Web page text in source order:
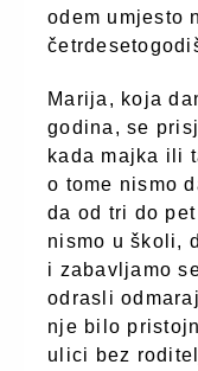
odem umjesto
Marija, koja
godina, se
kada majka ili
o tome nismo
da od tri do
nismo u školi,
i zabavljamo
odrasli
nje bilo
ulici bez